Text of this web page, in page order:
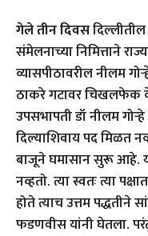
गेले तीन दिवस
संमेलनाच्या निमित्ताने
व्यासपीठावरील नीलम
ठाकरे गटावर चिखलफेक
उपसभापती डॉ नीलम
दिल्याशिवाय पद मिळत
बाजूने घमासान सुरू आहे.
नव्हतो. त्या स्वतः त्या
होते त्याच उत्तम पद्धतीने
फडणवीस यांनी घेतला.